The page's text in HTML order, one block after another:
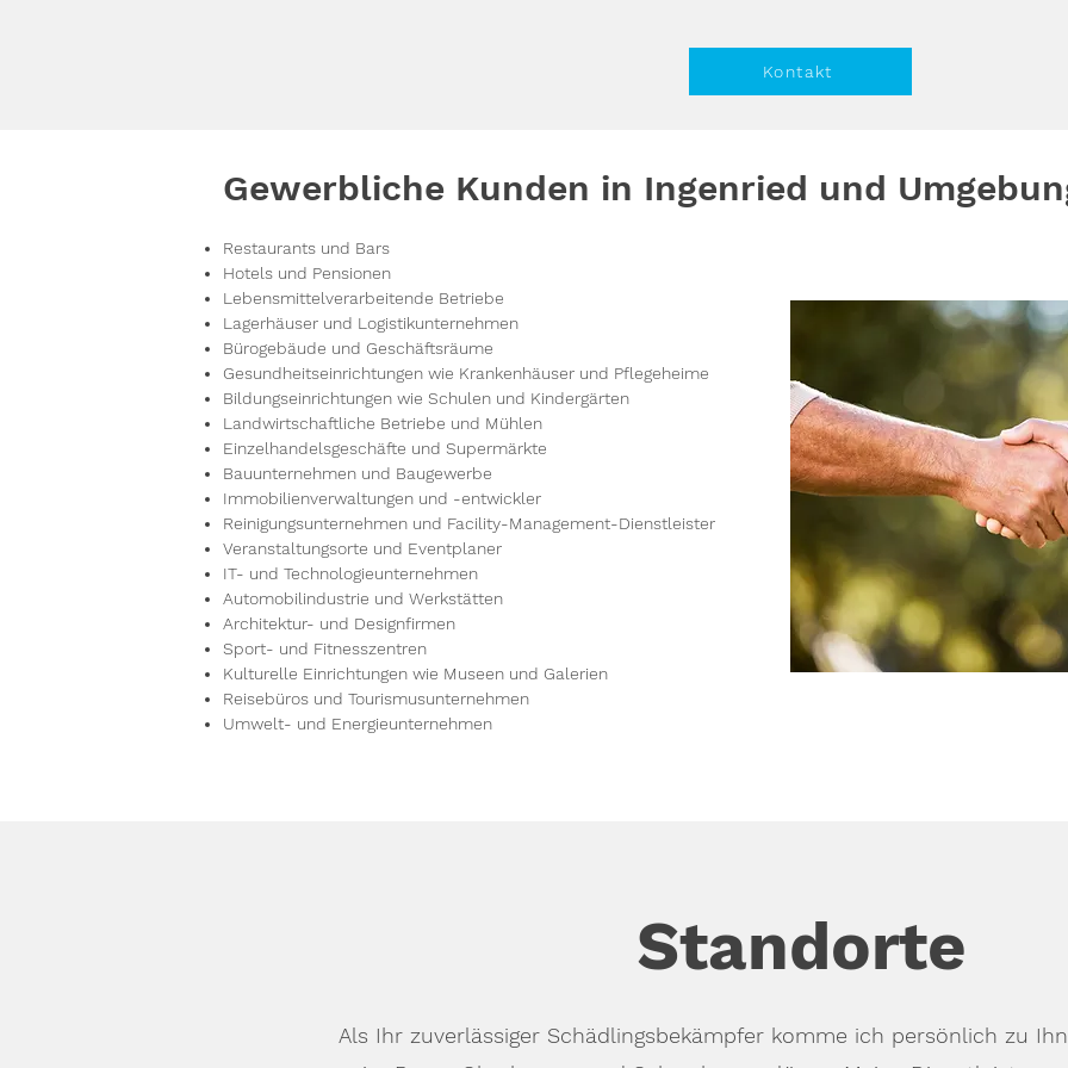
Kontakt
Gewerbliche Kunden in Ingenried und
Restaurants und Bars
Hotels und Pensionen
Lebensmittelverarbeitende Betriebe
Lagerhäuser und Logistikunternehmen
Bürogebäude und Geschäftsräume
Gesundheitseinrichtungen wie Krankenhäuser und Pflegeheime
Bildungseinrichtungen wie Schulen und Kindergärten
Landwirtschaftliche Betriebe und Mühlen
Einzelhandelsgeschäfte und Supermärkte
Bauunternehmen und Baugewerbe
Immobilienverwaltungen und -entwickler
Reinigungsunternehmen und Facility-Management-Dienstleister
Veranstaltungsorte und Eventplaner
IT- und Technologieunternehmen
Automobilindustrie und Werkstätten
Architektur- und Designfirmen
Sport- und Fitnesszentren
Kulturelle Einrichtungen wie Museen und Galerien
Reisebüros und Tourismusunternehmen
Umwelt- und Energieunternehmen
Standorte
Als Ihr zuverlässiger Schädlingsbekämpfer komme ich persönlich zu